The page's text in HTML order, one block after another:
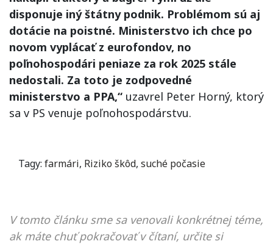
disponuje iný štátny podnik. Problémom sú aj
dotácie na poistné. Ministerstvo ich chce po
novom vyplácať z eurofondov, no
poľnohospodári peniaze za rok 2025 stále
nedostali. Za toto je zodpovedné
ministerstvo a PPA,“ uzavrel Peter Horný, ktorý
sa v PS venuje poľnohospodárstvu.
Tagy: farmári, Riziko škôd, suché počasie
V tomto článku sme sa venovali konkrétnej téme,
ak máte chuť pokračovať v čítaní, určite si